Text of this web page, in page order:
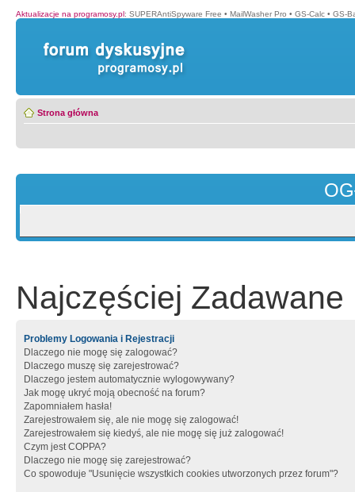
Aktualizacje na programosy.pl: SUPERAntiSpyware Free • MailWasher Pro • GS-Calc • GS-
Strona główna
Najczęściej Zadawane
Problemy Logowania i Rejestracji
Dlaczego nie mogę się zalogować?
Dlaczego muszę się zarejestrować?
Dlaczego jestem automatycznie wylogowywany?
Jak mogę ukryć moją obecność na forum?
Zapomniałem hasła!
Zarejestrowałem się, ale nie mogę się zalogować!
Zarejestrowałem się kiedyś, ale nie mogę się już zalogować!
Czym jest COPPA?
Dlaczego nie mogę się zarejestrować?
Co spowoduje "Usunięcie wszystkich cookies utworzonych przez forum"?